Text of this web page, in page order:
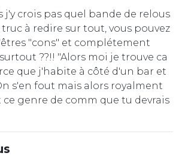
j'y crois pas quel bande de relous
à redire sur tout, vous pouvez
"cons" et complétement
??!! "Alors moi je trouve ca
que j'habite à côté d'un bar et
s'en fout mais alors royalment
ce genre de comm que tu devrais